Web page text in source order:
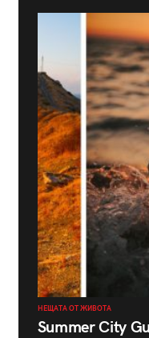
НЕЩАТА ОТ ЖИВОТА
Summer City